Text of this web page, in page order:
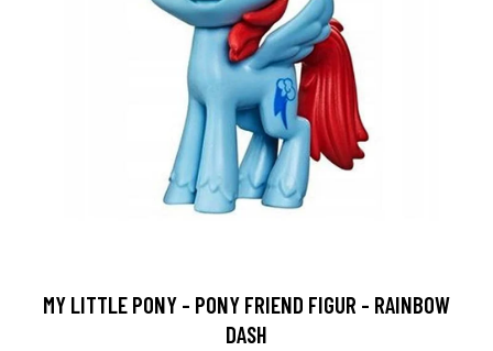
MY LITTLE PONY - PONY FRIEND FIGUR - RAINBOW
DASH